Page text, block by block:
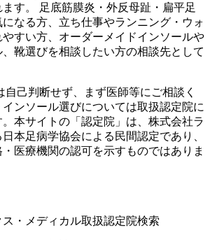
す。 足底筋膜炎・外反母趾・扁平足
なる方、立ち仕事やランニング・ウォ
すい方、オーダーメイドインソールや
靴選びを相談したい方の相談先として
己判断せず、まず医師等にご相談く
ンソール選びについては取扱認定院に
本サイトの「認定院」は、株式会社ラ
本足病学協会による民間認定であり、
医療機関の認可を示すものではありま
・メディカル取扱認定院検索